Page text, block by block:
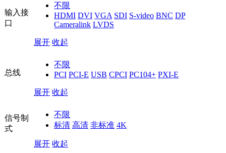
输入接
口
不限
HDMI DVI VGA SDI S-video BNC DP
Cameralink LVDS
展开 收起
总线
不限
PCI PCI-E USB CPCI PC104+ PXI-E
展开 收起
信号制
式
不限
标清 高清 非标准 4K
展开 收起